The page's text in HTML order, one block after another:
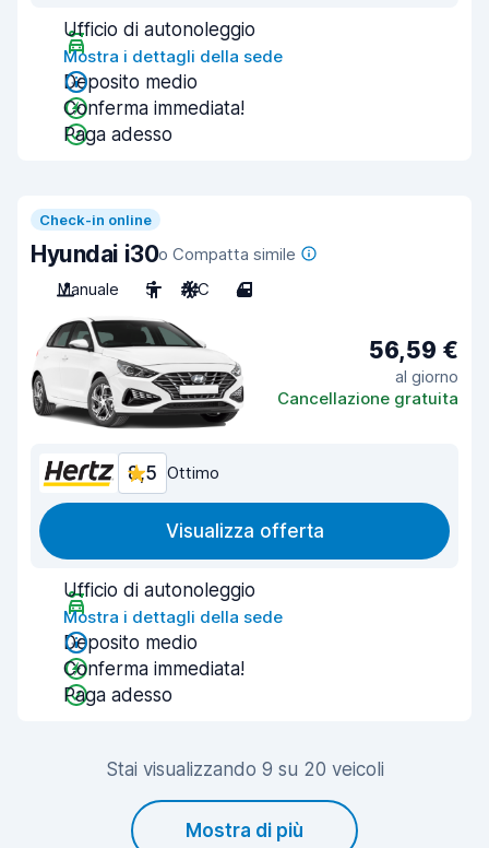
Ufficio di autonoleggio
Mostra i dettagli della sede
Deposito medio
Conferma immediata!
Paga adesso
Check-in online
Hyundai i30o Compatta simile
Manuale
5 A/C 4
56,59 €
al giorno
Cancellazione gratuita
8,5 Ottimo
Visualizza offerta
Ufficio di autonoleggio
Mostra i dettagli della sede
Deposito medio
Conferma immediata!
Paga adesso
Stai visualizzando 9 su 20 veicoli
Mostra di più